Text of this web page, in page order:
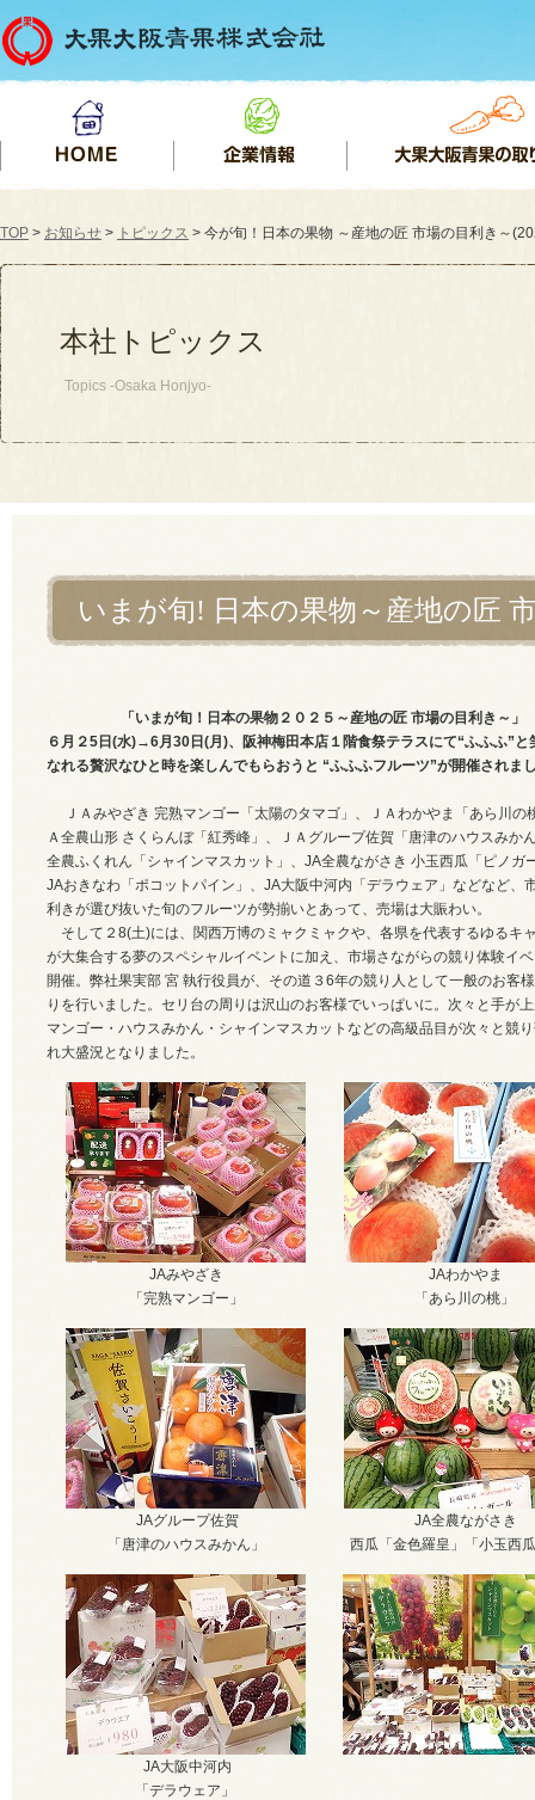
TOP > お知らせ > トピックス > 今が旬！日本の果物 ～産地の匠 市場の目利き～
本社トピックス
Topics -Osaka Honjyo-
いまが旬! 日本の果物～産地の匠
「いまが旬！日本の果物２０２５～産地の匠 市場の目利き～」
６月２5日(水)→6月30日(月)、
阪神梅田本店１階食祭テラスにて“ふふふ”と
なれる贅沢なひと時を楽しんでもらおうと “ふふふフルーツ”が開催されま
ＪＡみやざき 完熟マンゴー「太陽のタマゴ」、ＪＡわかやま「あら川の
Ａ全農山形 さくらんぼ「紅秀峰」、ＪＡグループ佐賀「唐津のハウスみか
全農ふくれん「シャインマスカット」、JA全農ながさき 小玉西瓜「ピノガ
JAおきなわ「ポコットパイン」、JA大阪中河内「デラウェア」などなど、
利きが選び抜いた旬のフルーツが勢揃いとあって、売場は大賑わい。
そして２8(土)には、関西万博のミャクミャクや、 各県を代表するゆるキ
が大集合する夢のスペシャルイベントに加え、市場さながらの競り体験イ
開催。 弊社果実部 宮 執行役員が、その道３6年の競り人として一般のお客
りを行いました。セリ台の周りは沢山のお客様でいっぱいに。次々と手が
マンゴー・ハウスみかん・シャインマスカットなどの高級品目が次々と競
れ大盛況となりました。
JAみやざき
「完熟マンゴー」
JAわかやま
「あら川の桃」
JAグループ佐賀
「唐津のハウスみかん」
JA全農ながさき
西瓜「金色羅皇」「小玉西
JA大阪中河内
「デラウェア」